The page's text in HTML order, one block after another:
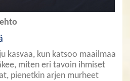
kasvaa, kun katsoo maailmaa
miten eri tavoin ihmiset
pienetkin arjen murheet